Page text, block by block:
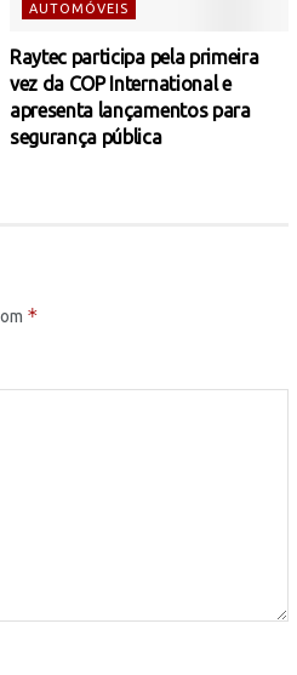
AUTOMÓVEIS
Raytec participa pela primeira
vez da COP International e
apresenta lançamentos para
segurança pública
*